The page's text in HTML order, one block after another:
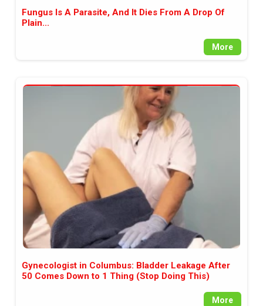
Fungus Is A Parasite, And It Dies From A Drop Of
Plain...
More
Gynecologist in Columbus: Bladder Leakage After
50 Comes Down to 1 Thing (Stop Doing This)
More